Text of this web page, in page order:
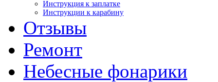
Инструкция к заплатке
Инструкции к карабину
Отзывы
Ремонт
Небесные фонарики